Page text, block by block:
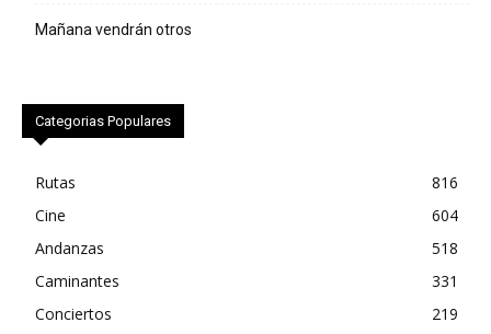
Mañana vendrán otros
Categorias Populares
Rutas
816
Cine
604
Andanzas
518
Caminantes
331
Conciertos
219